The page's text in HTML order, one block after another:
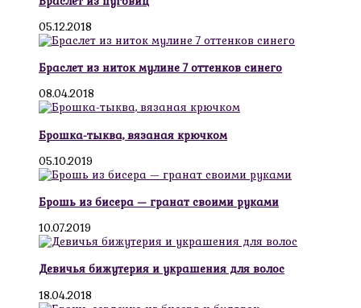
05.12.2018
Браслет из ниток мулине 7 оттенков синего
08.04.2018
Брошка-тыква, вязаная крючком
05.10.2019
Брошь из бисера — гранат своими руками
10.07.2019
Девичья бижутерия и украшения для волос
18.04.2018